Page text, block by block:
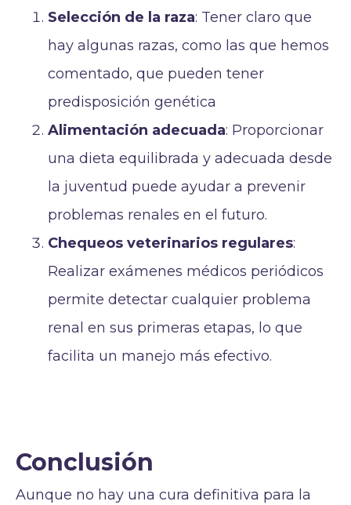
Selección de la raza: Tener claro que
hay algunas razas, como las que hemos
comentado, que pueden tener
predisposición genética
Alimentación adecuada: Proporcionar
una dieta equilibrada y adecuada desde
la juventud puede ayudar a prevenir
problemas renales en el futuro.
Chequeos veterinarios regulares:
Realizar exámenes médicos periódicos
permite detectar cualquier problema
renal en sus primeras etapas, lo que
facilita un manejo más efectivo.
Conclusión
Aunque no hay una cura definitiva para la